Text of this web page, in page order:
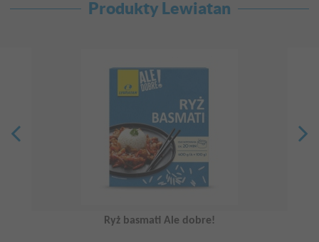
Produkty Lewiatan
Ryż basmati Ale dobre!